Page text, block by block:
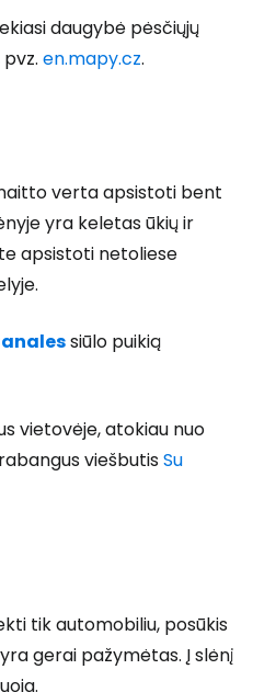
daugybė pėsčiųjų
en.mapy.cz.
verta apsistoti bent
yra keletas ūkių ir
apsistoti netoliese
siūlo puikią
vietovėje, atokiau nuo
viešbutisSu
tik automobiliu, posūkis
gerai pažymėtas. Į slėnį